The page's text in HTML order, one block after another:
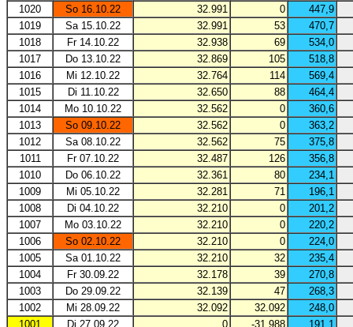
1020
So 16.10.22 32.991 0
447,9
1019
Sa 15.10.22 32.991 53
470,7
1018
Fr 14.10.22 32.938 69
534,0
1017
Do 13.10.22 32.869 105
518,8
1016
Mi 12.10.22 32.764 114
569,4
1015
Di 11.10.22 32.650 88
464,4
1014
Mo 10.10.22 32.562 0
360,6
1013
So 09.10.22 32.562 0
363,2
1012
Sa 08.10.22 32.562 75
375,8
1011
Fr 07.10.22 32.487 126
356,8
1010
Do 06.10.22 32.361 80
234,1
1009
Mi 05.10.22 32.281 71
196,1
1008
Di 04.10.22 32.210 0
201,2
1007
Mo 03.10.22 32.210 0
220,2
1006
So 02.10.22 32.210 0
224,0
1005
Sa 01.10.22 32.210 32
235,4
1004
Fr 30.09.22 32.178 39
270,8
1003
Do 29.09.22 32.139 47
268,3
1002
Mi 28.09.22 32.092 32.092
248,0
1001
Di 27.09.22 0 -31.988
191,1